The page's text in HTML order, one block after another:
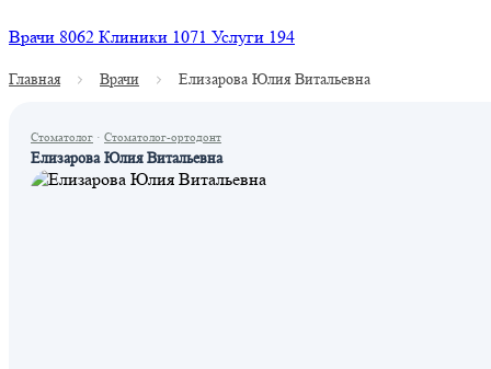
Врачи 8062 Клиники 1071 Услуги 194
Главная Врачи Елизарова Юлия Витальевна
Стоматолог · Стоматолог-ортодонт
Елизарова Юлия Витальевна